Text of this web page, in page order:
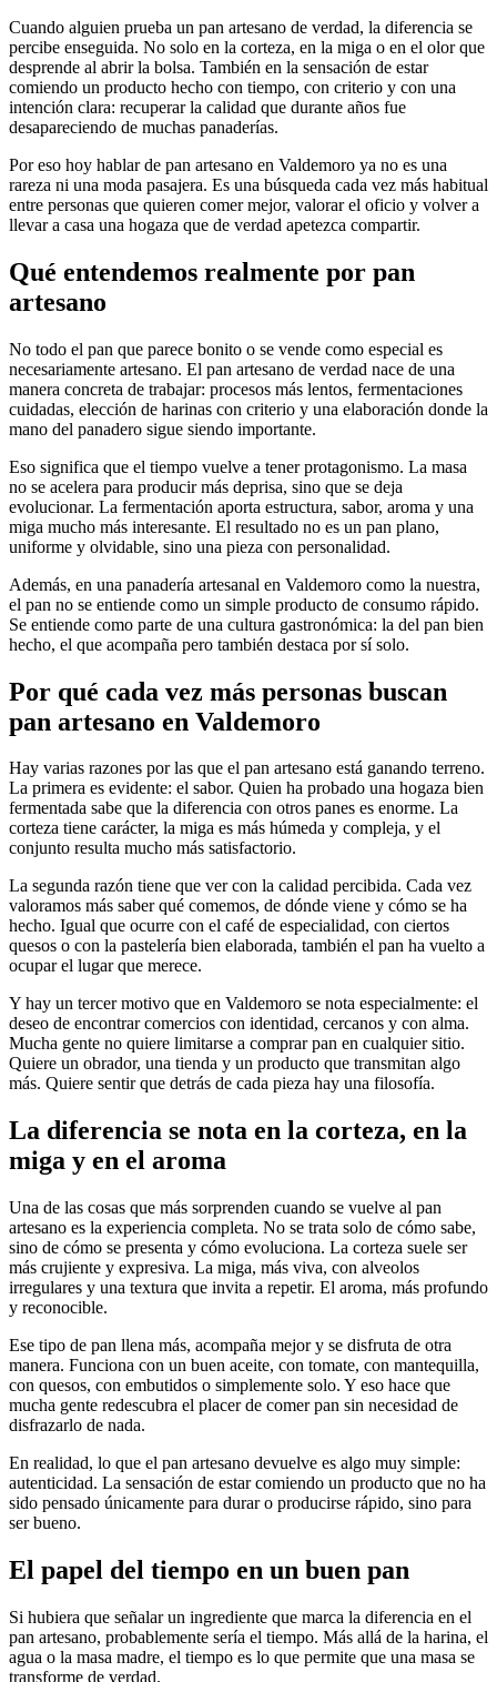
Cuando alguien prueba un pan artesano de verdad, la diferencia se
percibe enseguida. No solo en la corteza, en la miga o en el olor que
desprende al abrir la bolsa. También en la sensación de estar
comiendo un producto hecho con tiempo, con criterio y con una
intención clara: recuperar la calidad que durante años fue
desapareciendo de muchas panaderías.
Por eso hoy hablar de pan artesano en Valdemoro ya no es una
rareza ni una moda pasajera. Es una búsqueda cada vez más habitual
entre personas que quieren comer mejor, valorar el oficio y volver a
llevar a casa una hogaza que de verdad apetezca compartir.
Qué entendemos realmente por pan
artesano
No todo el pan que parece bonito o se vende como especial es
necesariamente artesano. El pan artesano de verdad nace de una
manera concreta de trabajar: procesos más lentos, fermentaciones
cuidadas, elección de harinas con criterio y una elaboración donde la
mano del panadero sigue siendo importante.
Eso significa que el tiempo vuelve a tener protagonismo. La masa
no se acelera para producir más deprisa, sino que se deja
evolucionar. La fermentación aporta estructura, sabor, aroma y una
miga mucho más interesante. El resultado no es un pan plano,
uniforme y olvidable, sino una pieza con personalidad.
Además, en una panadería artesanal en Valdemoro como la nuestra,
el pan no se entiende como un simple producto de consumo rápido.
Se entiende como parte de una cultura gastronómica: la del pan bien
hecho, el que acompaña pero también destaca por sí solo.
Por qué cada vez más personas buscan
pan artesano en Valdemoro
Hay varias razones por las que el pan artesano está ganando terreno.
La primera es evidente: el sabor. Quien ha probado una hogaza bien
fermentada sabe que la diferencia con otros panes es enorme. La
corteza tiene carácter, la miga es más húmeda y compleja, y el
conjunto resulta mucho más satisfactorio.
La segunda razón tiene que ver con la calidad percibida. Cada vez
valoramos más saber qué comemos, de dónde viene y cómo se ha
hecho. Igual que ocurre con el café de especialidad, con ciertos
quesos o con la pastelería bien elaborada, también el pan ha vuelto a
ocupar el lugar que merece.
Y hay un tercer motivo que en Valdemoro se nota especialmente: el
deseo de encontrar comercios con identidad, cercanos y con alma.
Mucha gente no quiere limitarse a comprar pan en cualquier sitio.
Quiere un obrador, una tienda y un producto que transmitan algo
más. Quiere sentir que detrás de cada pieza hay una filosofía.
La diferencia se nota en la corteza, en la
miga y en el aroma
Una de las cosas que más sorprenden cuando se vuelve al pan
artesano es la experiencia completa. No se trata solo de cómo sabe,
sino de cómo se presenta y cómo evoluciona. La corteza suele ser
más crujiente y expresiva. La miga, más viva, con alveolos
irregulares y una textura que invita a repetir. El aroma, más profundo
y reconocible.
Ese tipo de pan llena más, acompaña mejor y se disfruta de otra
manera. Funciona con un buen aceite, con tomate, con mantequilla,
con quesos, con embutidos o simplemente solo. Y eso hace que
mucha gente redescubra el placer de comer pan sin necesidad de
disfrazarlo de nada.
En realidad, lo que el pan artesano devuelve es algo muy simple:
autenticidad. La sensación de estar comiendo un producto que no ha
sido pensado únicamente para durar o producirse rápido, sino para
ser bueno.
El papel del tiempo en un buen pan
Si hubiera que señalar un ingrediente que marca la diferencia en el
pan artesano, probablemente sería el tiempo. Más allá de la harina, el
agua o la masa madre, el tiempo es lo que permite que una masa se
transforme de verdad.